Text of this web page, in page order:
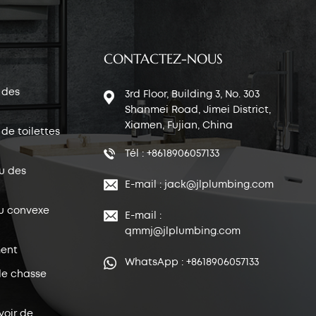
de toilettes
des
convexe
chasse
de
CONTACTEZ-NOUS
3rd Floor, Building 3, No. 303
Shanmei Road, Jimei District,
Xiamen, Fujian, China
Tél : +8618906057133
E-mail : jack@jlplumbing.com
E-mail :
qmmj@jlplumbing.com
WhatsApp : +8618906057133